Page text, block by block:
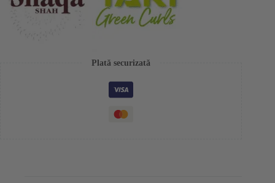
Plată securizată